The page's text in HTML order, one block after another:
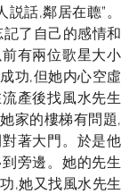
話,鄰居在聼”。
了自己的感情和
有兩位歌星大小
功,但她内心空虛
產後找風水先生
家的樓梯有問題,
著大門。於是他
旁邊。她的先生
,她又找風水先生